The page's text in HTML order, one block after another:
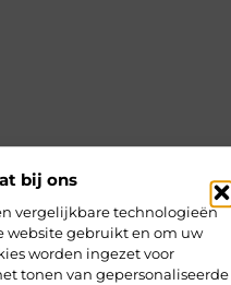
bij ons
vergelijkbare technologieën
website gebruikt en om uw
worden ingezet voor
tonen van gepersonaliseerde
Recreation /
Pets
Partners